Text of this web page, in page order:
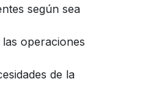
según sea
operaciones
de la